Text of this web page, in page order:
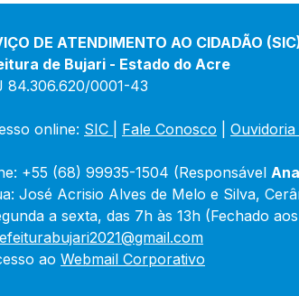
DE ATENDIMENTO AO CIDADÃO
de Bujari - Estado do Acre
84.306.620/0001-43
online: SIC Fale Conosco Ouvidoria
+55 (68) 99935-1504 (Responsável
José Acrisio Alves de Melo e Silva,
a sexta, das 7h às 13h (Fechado
ao Webmail Corporativo